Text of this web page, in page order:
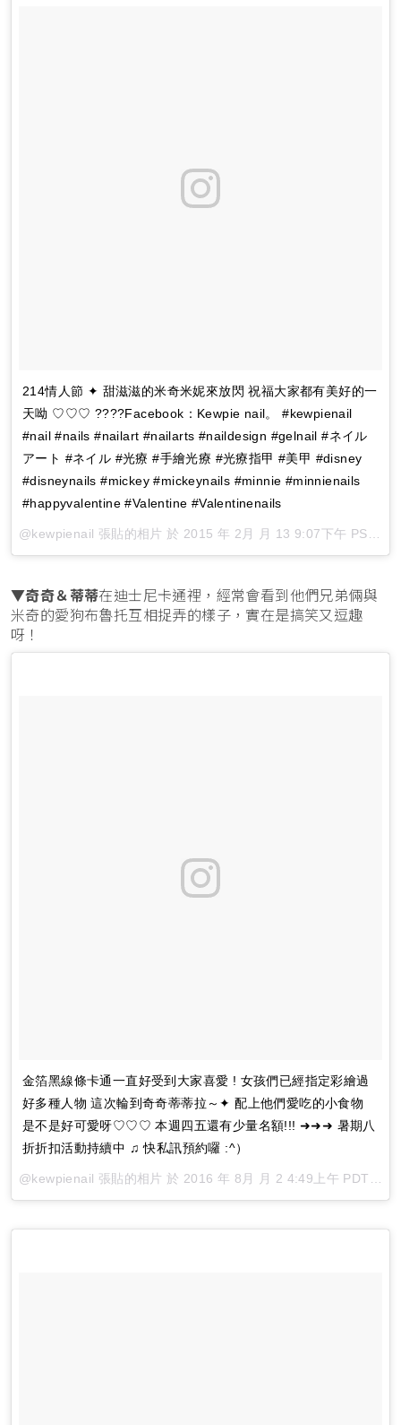
214情人節 ✦ 甜滋滋的米奇米妮來放閃 祝福大家都有美好的一
天呦 ♡♡♡ ????Facebook：Kewpie nail。 #kewpienail
#nail #nails #nailart #nailarts #naildesign #gelnail #ネイル
アート #ネイル #光療 #手繪光療 #光療指甲 #美甲 #disney
#disneynails #mickey #mickeynails #minnie #minnienails
#happyvalentine #Valentine #Valentinenails
@kewpienail 張貼的相片 於 2015 年 2月 月 13 9:07下午 PST
▼奇奇＆蒂蒂在迪士尼卡通裡，經常會看到他們兄弟倆與
米奇的愛狗布魯托互相捉弄的樣子，實在是搞笑又逗趣
呀！
金箔黑線條卡通一直好受到大家喜愛 ! 女孩們已經指定彩繪過
好多種人物 這次輪到奇奇蒂蒂拉～✦ 配上他們愛吃的小食物
是不是好可愛呀♡♡♡ 本週四五還有少量名額!!! ➜➜➜ 暑期八
折折扣活動持續中 ♫ 快私訊預約囉 :^）
@kewpienail 張貼的相片 於 2016 年 8月 月 2 4:49上午 PDT